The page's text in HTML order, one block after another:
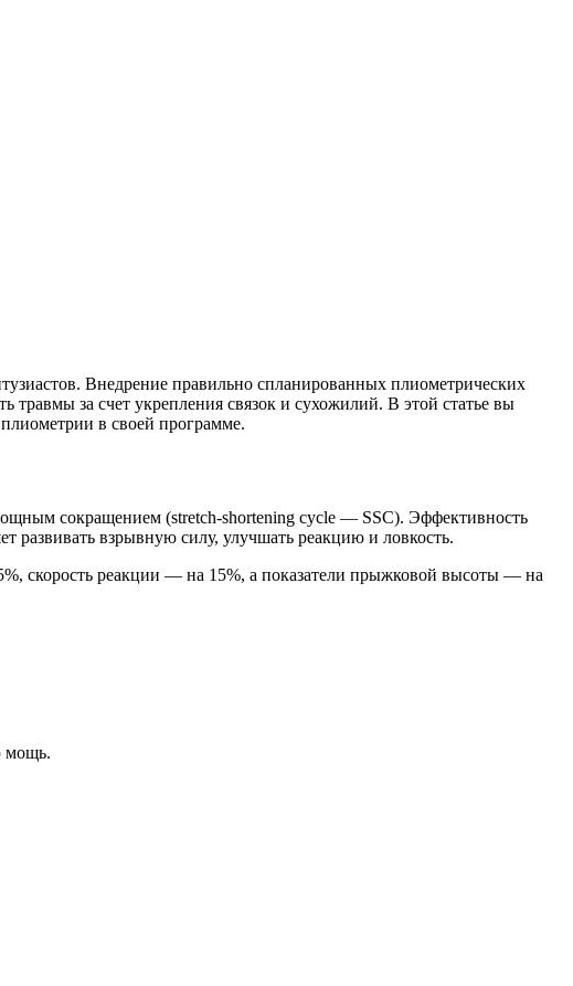
Внедрение правильно спланированных плиометрических
травмы за счет укрепления связок и сухожилий. В этой статье вы
в своей программе.
сокращением (stretch-shortening cycle — SSC). Эффективность
развивать взрывную силу, улучшать реакцию и ловкость.
скорость реакции — на 15%, а показатели прыжковой высоты — на
мощь.